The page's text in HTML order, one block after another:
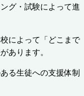
グ・試験によって進
によって「どこまで
あります。
る生徒への支援体制